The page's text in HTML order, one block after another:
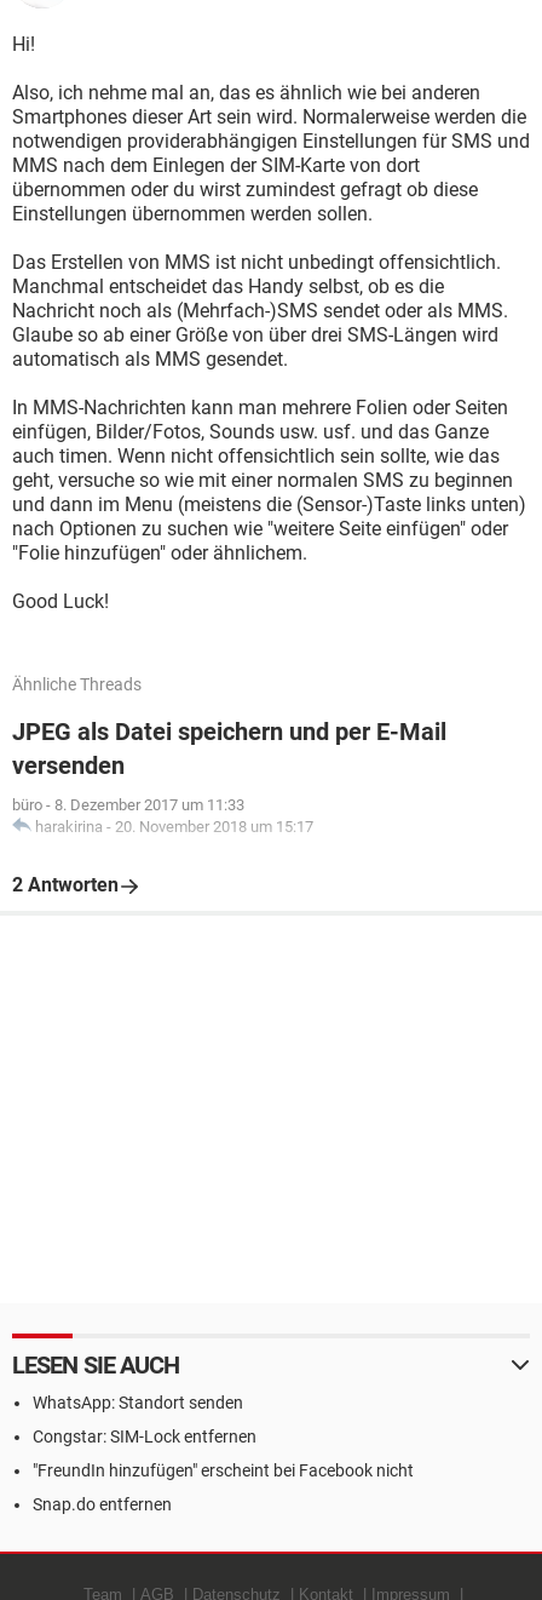
Hi!
Also, ich nehme mal an, das es ähnlich wie bei anderen
Smartphones dieser Art sein wird. Normalerweise werden die
notwendigen providerabhängigen Einstellungen für SMS und
MMS nach dem Einlegen der SIM-Karte von dort
übernommen oder du wirst zumindest gefragt ob diese
Einstellungen übernommen werden sollen.
Das Erstellen von MMS ist nicht unbedingt offensichtlich.
Manchmal entscheidet das Handy selbst, ob es die
Nachricht noch als (Mehrfach-)SMS sendet oder als MMS.
Glaube so ab einer Größe von über drei SMS-Längen wird
automatisch als MMS gesendet.
In MMS-Nachrichten kann man mehrere Folien oder Seiten
einfügen, Bilder/Fotos, Sounds usw. usf. und das Ganze
auch timen. Wenn nicht offensichtlich sein sollte, wie das
geht, versuche so wie mit einer normalen SMS zu beginnen
und dann im Menu (meistens die (Sensor-)Taste links unten)
nach Optionen zu suchen wie "weitere Seite einfügen" oder
"Folie hinzufügen" oder ähnlichem.
Good Luck!
Ähnliche Threads
JPEG als Datei speichern und per E-Mail
versenden
büro - 8. Dezember 2017 um 11:33
harakirina - 20. November 2018 um 15:17
2 Antworten
LESEN SIE AUCH
WhatsApp: Standort senden
Congstar: SIM-Lock entfernen
"FreundIn hinzufügen" erscheint bei Facebook nicht
Snap.do entfernen
Team AGB Datenschutz Kontakt Impressum